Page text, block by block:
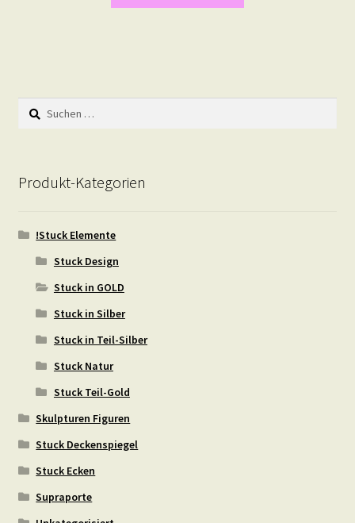
Suchen
nach:
Produkt-Kategorien
!Stuck Elemente
Stuck Design
Stuck in GOLD
Stuck in Silber
Stuck in Teil-Silber
Stuck Natur
Stuck Teil-Gold
Skulpturen Figuren
Stuck Deckenspiegel
Stuck Ecken
Supraporte